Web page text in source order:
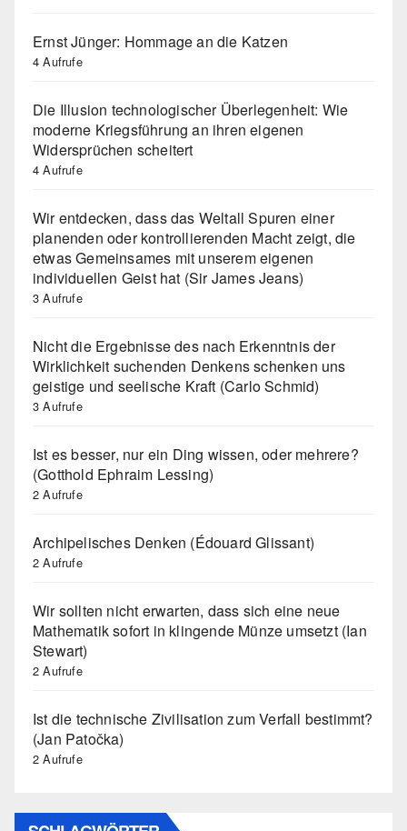
Ernst Jünger: Hommage an die Katzen
4 Aufrufe
Die Illusion technologischer Überlegenheit: Wie
moderne Kriegsführung an ihren eigenen
Widersprüchen scheitert
4 Aufrufe
Wir entdecken, dass das Weltall Spuren einer
planenden oder kontrollierenden Macht zeigt, die
etwas Gemeinsames mit unserem eigenen
individuellen Geist hat (Sir James Jeans)
3 Aufrufe
Nicht die Ergebnisse des nach Erkenntnis der
Wirklichkeit suchenden Denkens schenken uns
geistige und seelische Kraft (Carlo Schmid)
3 Aufrufe
Ist es besser, nur ein Ding wissen, oder mehrere?
(Gotthold Ephraim Lessing)
2 Aufrufe
Archipelisches Denken (Édouard Glissant)
2 Aufrufe
Wir sollten nicht erwarten, dass sich eine neue
Mathematik sofort in klingende Münze umsetzt (Ian
Stewart)
2 Aufrufe
Ist die technische Zivilisation zum Verfall bestimmt?
(Jan Patočka)
2 Aufrufe